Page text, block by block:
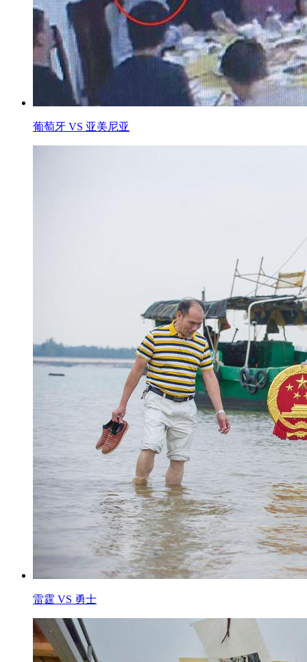
葡萄牙 VS 亚美尼亚
雷霆 VS 勇士